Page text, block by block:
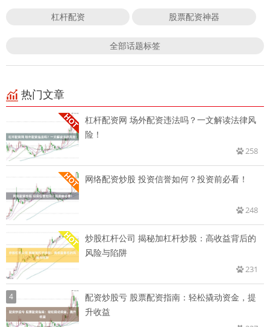
杠杆配资 股票配资神器
全部话题标签
热门文章
杠杆配资网 场外配资违法吗？一文解读法律风
险！
258
网络配资炒股 投资信誉如何？投资前必看！
248
炒股杠杆公司 揭秘加杠杆炒股：高收益背后的
风险与陷阱
231
4
配资炒股亏 股票配资指南：轻松撬动资金，提
升收益